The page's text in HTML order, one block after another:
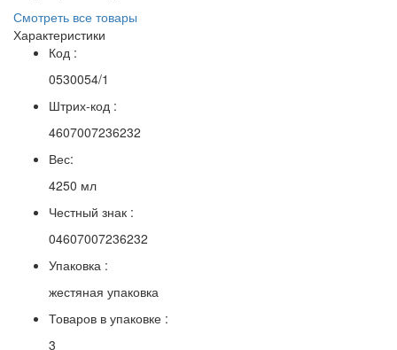
Смотреть все товары
Характеристики
Код :
0530054/1
Штрих-код :
4607007236232
Вес:
4250 мл
Честный знак :
04607007236232
Упаковка :
жестяная упаковка
Товаров в упаковке :
3